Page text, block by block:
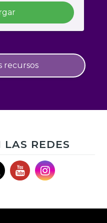
recursos
LAS REDES
YouTubeInstagram